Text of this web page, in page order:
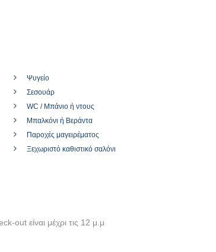
Ψυγείο
Σεσουάρ
WC / Μπάνιο ή ντους
Μπαλκόνι ή Βεράντα
Παροχές μαγειρέματος
Ξεχωριστό καθιστικό σαλόνι
out είναι μέχρι τις 12 μ.μ